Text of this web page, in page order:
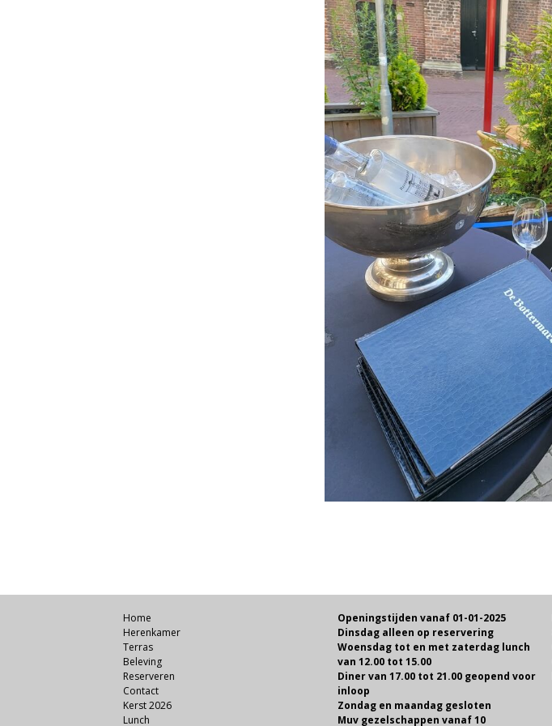
Home
Herenkamer
Terras
Beleving
Reserveren
Contact
Kerst 2026
Lunch
Openingstijden vanaf 01-01-2025
Dinsdag alleen op reservering
Woensdag tot en met zaterdag lunch
van 12.00 tot 15.00
Diner van 17.00 tot 21.00 geopend voor
inloop
Zondag en maandag gesloten
Muv gezelschappen vanaf 10